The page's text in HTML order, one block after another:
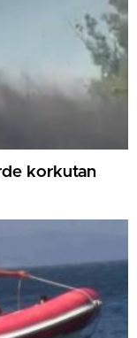
korkutan